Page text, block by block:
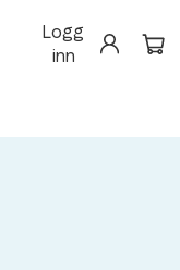
Logg
inn